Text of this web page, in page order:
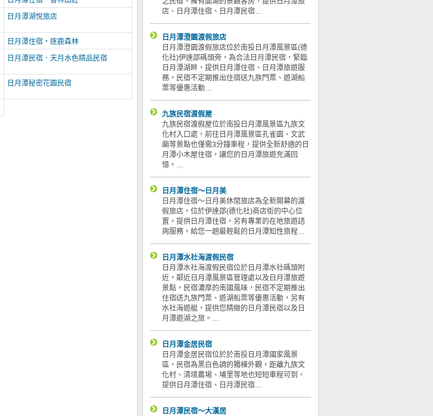
日月潭湖悅旅店
日月潭住宿‧逐鹿森林
日月潭民宿．天月水色精品民宿
日月潭秘密花園民宿
店、日月潭住宿、日月潭民宿…
日月潭澄園渡假旅店
日月潭澄園渡假旅店位於南投日月潭風景區(德
化社)伊達邵碼頭旁，為合法日月潭民宿，緊臨
日月潭湖畔，提供日月潭住宿、日月潭旅遊服
務，民宿不定期推出住宿送九族門票、遊湖船
票等優惠活動…
九族民宿渡假屋
九族民宿渡假屋位於南投日月潭風景區九族文
化村入口處，前往日月潭風景區孔雀園、文武
廟等景點也僅需3分鐘車程，提供全新舒適的日
月潭小木屋住宿，讓您的日月潭旅遊充滿回
憶。…
日月潭住宿～日月美
日月潭住宿～日月美休閒旅店為全新開幕的渡
假旅店，位於伊達邵(德化社)商店街的中心位
置，提供日月潭住宿，另有專業的在地旅遊諮
詢服務，給您一趟最輕鬆的日月潭知性旅程…
日月潭水社海渡假民宿
日月潭水社海渡假民宿位於日月潭水社碼頭附
近，鄰近日月潭風景區管理處以及日月潭旅遊
景點，民宿濃厚的南國風味，民宿不定期推出
住宿送九族門票、遊湖船票等優惠活動，另有
水社海遊艇，提供您精緻的日月潭民宿以及日
月潭遊湖之旅。…
日月潭金居民宿
日月潭金居民宿位於於南投日月潭國家風景
區，民宿為黑白色調的獨棟外觀，距離九族文
化村、清境農場、埔里等地也短短車程可到，
提供日月潭住宿、日月潭民宿…
日月潭民宿～大漢居